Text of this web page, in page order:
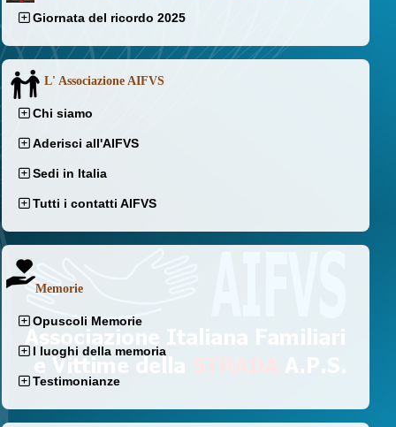
Giornata del ricordo 2025
L' Associazione AIFVS
Chi siamo
Aderisci all'AIFVS
Sedi in Italia
Tutti i contatti AIFVS
Memorie
Opuscoli Memorie
I luoghi della memoria
Testimonianze